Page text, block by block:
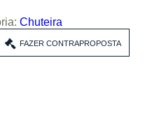
Chuteira